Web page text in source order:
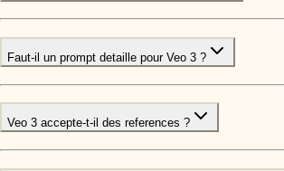
Faut-il un prompt detaille pour Veo 3 ?
Veo 3 accepte-t-il des references ?